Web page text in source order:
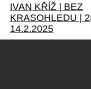
IVAN KŘÍŽ | BEZ
KRASOHLEDU |
14.2.2025